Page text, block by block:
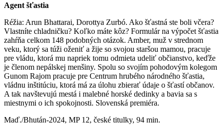
Agent šťastia
Réžia: Arun Bhattarai, Dorottya Zurbó. Ako šťastná ste boli včera?
Vlastníte chladničku? Koľko máte kôz? Formulár na výpočet šťastia
zahŕňa celkom 148 podobných otázok. Amber, muž v strednom
veku, ktorý sa túži oženiť a žije so svojou staršou mamou, pracuje
pre vládu, ktorá mu napriek tomu odmieta udeliť občianstvo, keďže
je členom nepálskej menšiny. Spolu so svojím pohodovým kolegom
Gunom Rajom pracuje pre Centrum hrubého národného šťastia,
vládnu inštitúciu, ktorá má za úlohu zbierať údaje o šťastí občanov.
A tak navštevujú mestá i malebné horské dedinky a bavia sa s
miestnymi o ich spokojnosti. Slovenská premiéra.
Maď./Bhután-2024, MP 12, české titulky, 94 min.